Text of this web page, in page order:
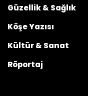
Güzellik & Sağlık
Köşe Yazısı
Kültür & Sanat
Röportaj